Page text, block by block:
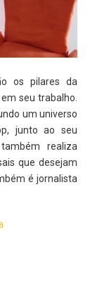
os pilares da
seu trabalho.
um universo
junto ao seu
realiza
que desejam
é jornalista